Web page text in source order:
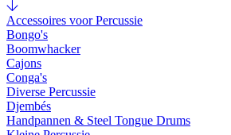
Accessoires voor Percussie
Bongo's
Boomwhacker
Cajons
Conga's
Diverse Percussie
Djembés
Handpannen & Steel Tongue Drums